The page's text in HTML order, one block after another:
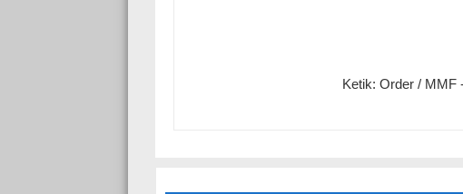
Ketik: Order / MMF